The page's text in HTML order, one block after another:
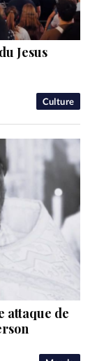
Culture
Jesus
attaque de